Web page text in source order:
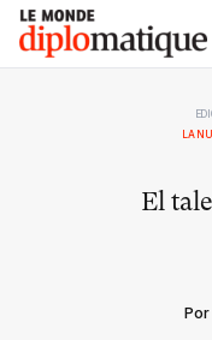
Skip
content
Le monde diplomatique
LA
El